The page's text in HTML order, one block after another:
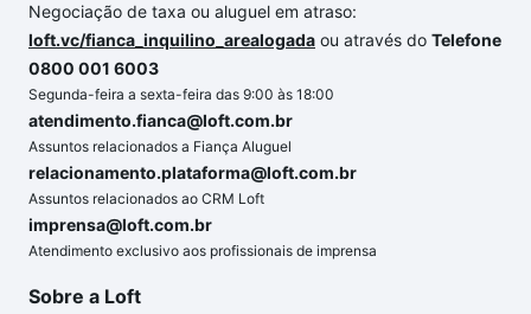
Negociação de taxa ou aluguel em atraso:
loft.vc/fianca_inquilino_arealogada ou através do Telefone
0800 001 6003
Segunda-feira a sexta-feira das 9:00 às 18:00
atendimento.fianca@loft.com.br
Assuntos relacionados a Fiança Aluguel
relacionamento.plataforma@loft.com.br
Assuntos relacionados ao CRM Loft
imprensa@loft.com.br
Atendimento exclusivo aos profissionais de imprensa
Sobre a Loft